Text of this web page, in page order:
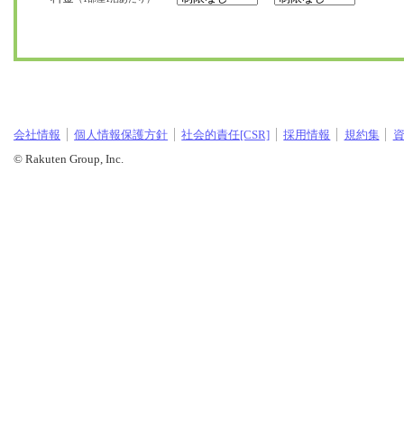
会社情報 個人情報保護方針 社会的責任[CSR] 採用情報 規約集
© Rakuten Group, Inc.